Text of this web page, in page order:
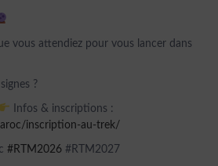
vous attendiez pour vous lancer dans
?
Infos & inscriptions :
inscription-au-trek/
#RTM2026 #RTM2027